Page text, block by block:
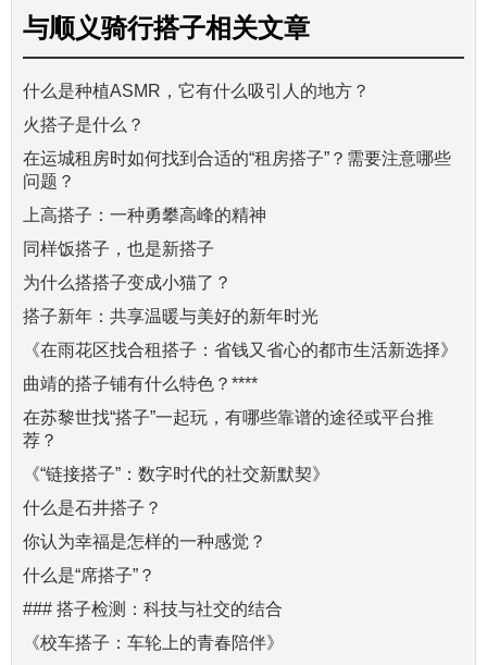
与顺义骑行搭子相关文章
什么是种植ASMR，它有什么吸引人的地方？
火搭子是什么？
在运城租房时如何找到合适的“租房搭子”？需要注意哪些
问题？
上高搭子：一种勇攀高峰的精神
同样饭搭子，也是新搭子
为什么搭搭子变成小猫了？
搭子新年：共享温暖与美好的新年时光
《在雨花区找合租搭子：省钱又省心的都市生活新选择》
曲靖的搭子铺有什么特色？****
在苏黎世找“搭子”一起玩，有哪些靠谱的途径或平台推
荐？
《“链接搭子”：数字时代的社交新默契》
什么是石井搭子？
你认为幸福是怎样的一种感觉？
什么是“席搭子”？
### 搭子检测：科技与社交的结合
《校车搭子：车轮上的青春陪伴》